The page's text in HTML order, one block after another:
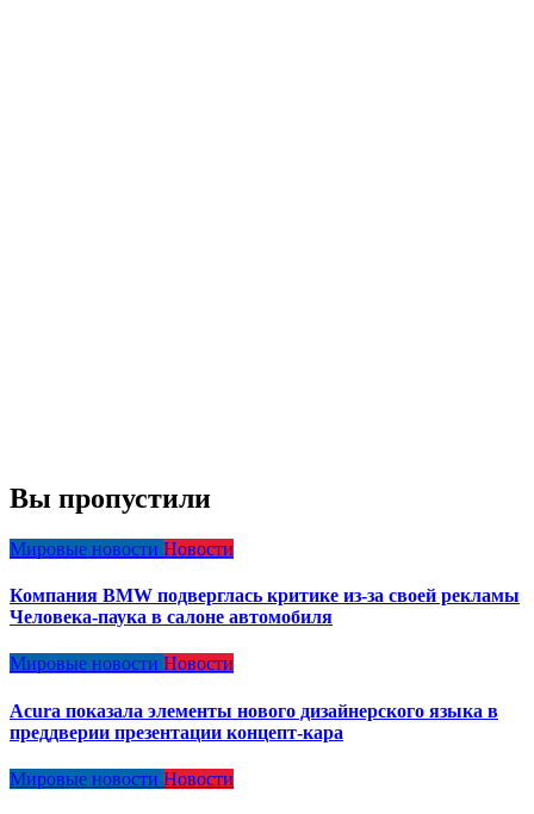
Вы пропустили
Мировые новости Новости
Компания BMW подверглась критике из-за своей рекламы
Человека-паука в салоне автомобиля
Мировые новости Новости
Acura показала элементы нового дизайнерского языка в
преддверии презентации концепт-кара
Мировые новости Новости